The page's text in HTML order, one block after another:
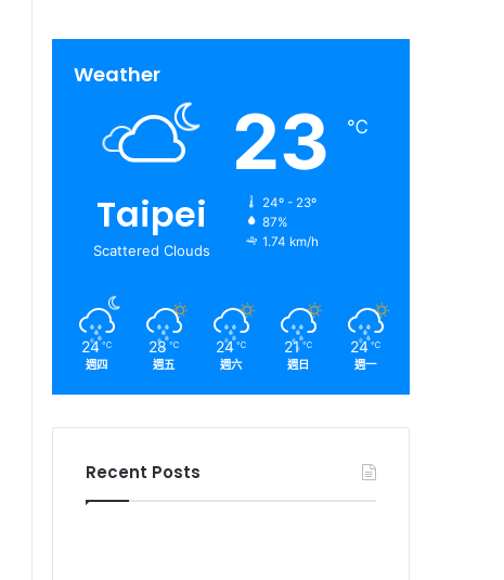
Weather
Taipei
Scattered Clouds
23 ℃
24º - 23º
87%
1.74 km/h
24 ℃
週四
28 ℃
週五
24 ℃
週六
21 ℃
週日
24 ℃
週一
Recent Posts